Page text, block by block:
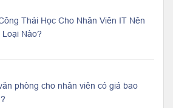
Thái Học Cho Nhân Viên IT Nên
Loại Nào?
phòng cho nhân viên có giá bao